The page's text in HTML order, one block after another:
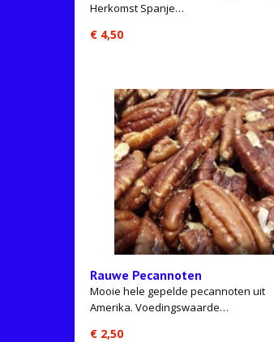
Herkomst Spanje…
€ 4,50
Rauwe Pecannoten
Mooie hele gepelde pecannoten uit
Amerika. Voedingswaarde…
€ 2,50